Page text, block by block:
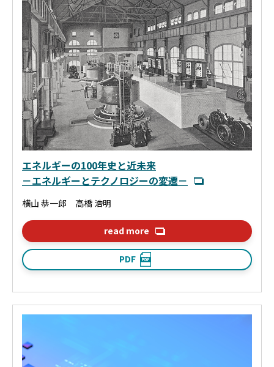
エネルギーの100年史と近未来
－エネルギーとテクノロジーの変遷－
横山 恭一郎 高橋 浩明
read more
PDF